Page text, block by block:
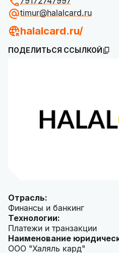
timur@halalcard.ru
halalcard.ru/
ПОДЕЛИТЬСЯ ССЫЛКОЙ
Отрасль:
Финансы и банкинг
Технологии:
Платежи и транзакции
Наименование
ООО "Халяль кард"